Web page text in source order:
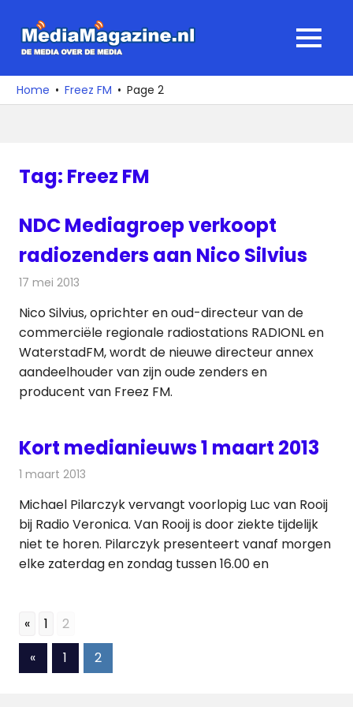
naar
media
over
MENU
Home Freez FM Page 2
Tag: Freez FM
NDC Mediagroep verkoopt
radiozenders aan Nico Silvius
17 mei 2013
Nico Silvius, oprichter en oud-directeur van de
commerciële regionale radiostations RADIONL en
WaterstadFM, wordt de nieuwe directeur annex
aandeelhouder van zijn oude zenders en
producent van Freez FM.
Kort medianieuws 1 maart 2013
1 maart 2013
Michael Pilarczyk vervangt voorlopig Luc van Rooij
bij Radio Veronica. Van Rooij is door ziekte tijdelijk
niet te horen. Pilarczyk presenteert vanaf morgen
elke zaterdag en zondag tussen 16.00 en
« 1 2
Berichten
«Vorige
berichten
1 2